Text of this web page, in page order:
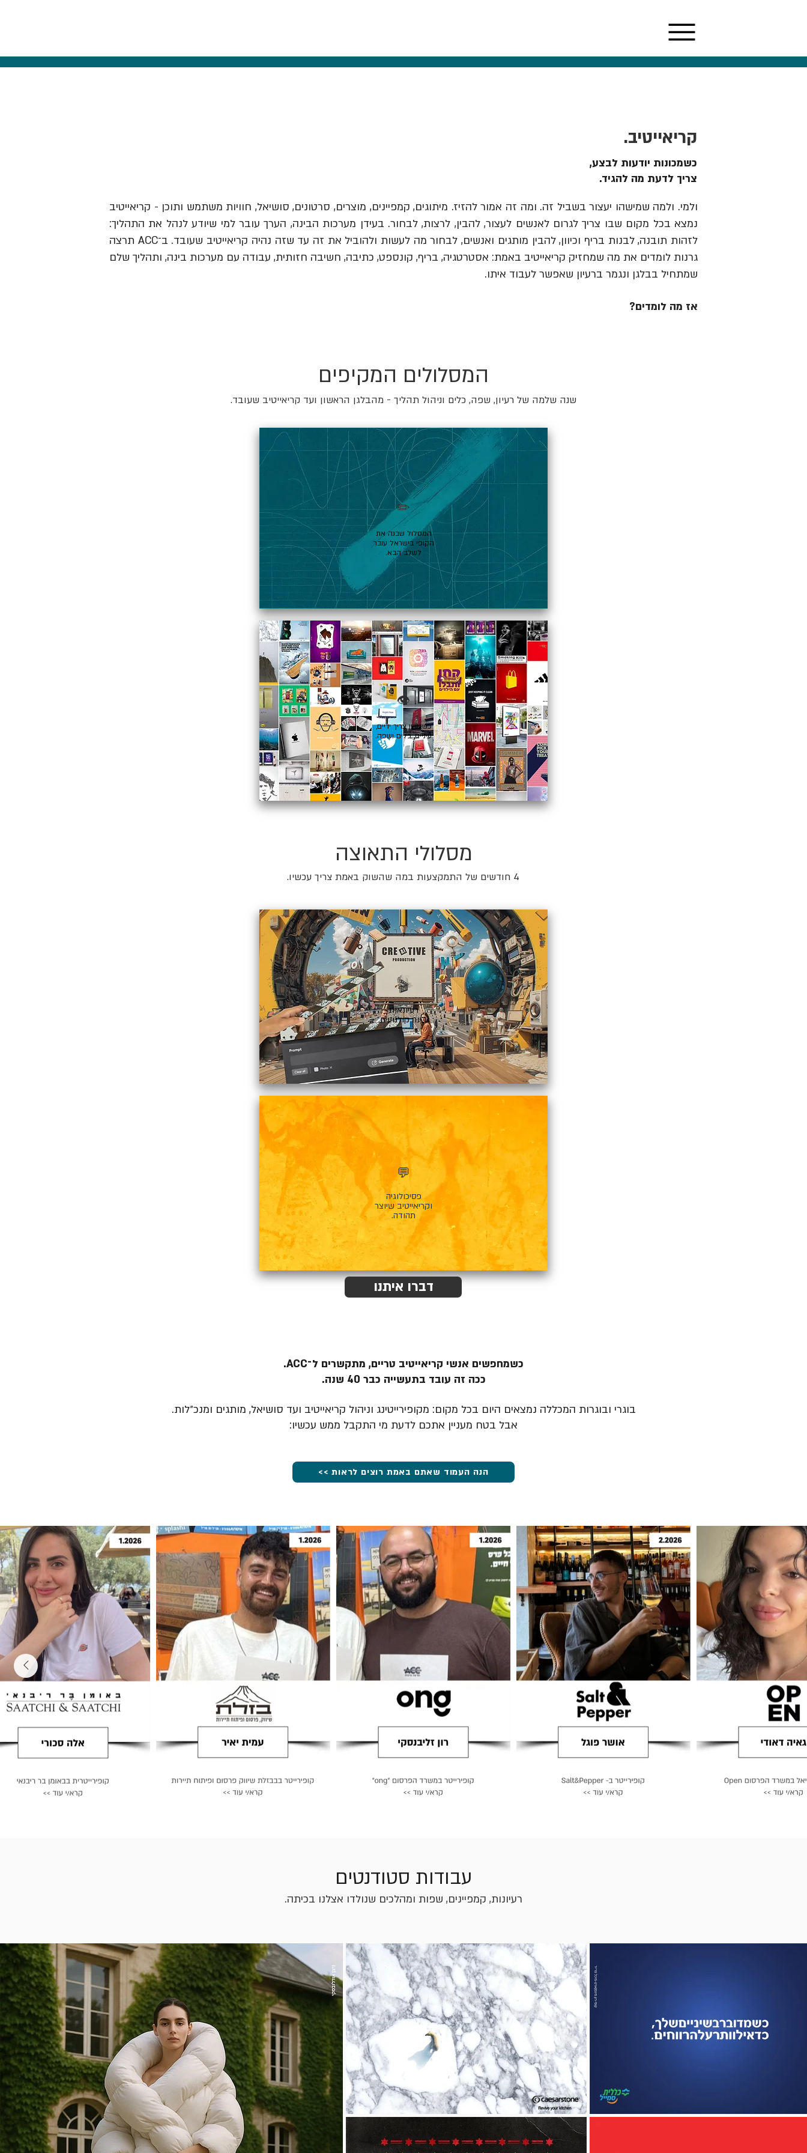
קריאייטיב.
כשמכונות יודעות לבצע,
צריך לדעת מה להגיד.
ולמי. ולמה שמישהו יעצור בשביל זה. ומה זה אמור להזיז. מיתוגים, קמפיינים, מוצרים, סרטונים, סושיאל, חוויות משתמש ותוכן - קריאייטיב
נמצא בכל מקום שבו צריך לגרום לאנשים לעצור, להבין, לרצות, לבחור. בעידן מערכות הבינה, הערך עובר למי שיודע לנהל את התהליך:
לזהות תובנה, לבנות בריף וכיוון, להבין מותגים ואנשים, לבחור מה לעשות ולהוביל את זה עד שזה נהיה קריאייטיב שעובד. ב־ACC תרצה
גרנות לומדים את מה שמחזיק קריאייטיב באמת: אסטרטגיה, בריף, קונספט, כתיבה, חשיבה חזותית, עבודה עם מערכות בינה, ותהליך שלם
שמתחיל בבלגן ונגמר ברעיון שאפשר לעבוד איתו.
אז מה לומדים?
המסלולים המקיפים
שנה שלמה של רעיון, שפה, כלים וניהול תהליך - מהבלגן הראשון ועד קריאייטיב שעובד.
✏️
המסלול שבנה את
הקופי בישראל עובר
לשלב הבא.
👁️
כשרעיון צריך ידיים,
עיניים, כלים ושפה.
מסלולי התאוצה
4 חודשים של התמקצעות במה שהשוק באמת צריך עכשיו.
🎬
רעיונאות
ובינה קולנועית.
💬
פסיכולוגיה
וקריאייטיב שיוצר
תהודה.
דברו איתנו
כשמחפשים אנשי קריאייטיב טריים, מתקשרים ל־ACC.
ככה זה עובד בתעשייה כבר 40 שנה.
בוגרי ובוגרות המכללה נמצאים היום בכל מקום: מקופירייטינג וניהול קריאייטיב ועד סושיאל, מותגים ומנכ״לות.
אבל בטח מעניין אתכם לדעת מי התקבל ממש עכשיו:
הנה העמוד שאתם באמת רוצים לראות >>
עבודות סטודנטים
רעיונות, קמפיינים, שפות ומהלכים שנולדו אצלנו בכיתה.